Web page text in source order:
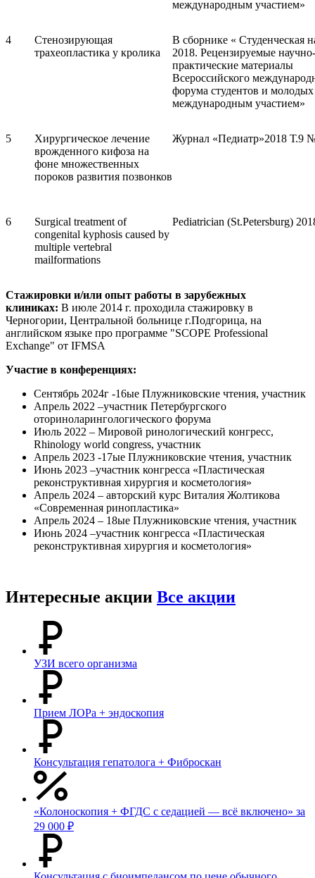
международным участием»
4
Стенозирующая
трахеопластика у кролика
В сборнике « Студенческая
2018. Рецензируемые научно-
практические материалы
Всероссийского
форума студентов и
международным участием»
5
Хирургическое лечение
врожденного кифоза на
фоне множественных
пороков развития позвонков
Журнал «Педиатр»2018 Т.9
6
Surgical treatment of
congenital kyphosis caused by
multiple vertebral
mailformations
Pediatrician (St.Petersburg)
Стажировки и/или опыт работы в зарубежных
клиниках: В июле 2014 г. проходила стажировку в
Черногории, Центральной больнице г.Подгорица, на
английском языке про программе "SCOPE Professional
Exchange" от IFMSA
Участие в конференциях:
Сентябрь 2024г -16ые Плужниковские чтения, участник
Апрель 2022 –участник Петербургского
оториноларингологического форума
Июль 2022 – Мировой ринологический конгресс,
Rhinology world congress, участник
Апрель 2023 -17ые Плужниковские чтения, участник
Июнь 2023 –участник конгресса «Пластическая
реконструктивная хирургия и косметология»
Апрель 2024 – авторский курс Виталия Жолтикова
«Современная ринопластика»
Апрель 2024 – 18ые Плужниковские чтения, участник
Июнь 2024 –участник конгресса «Пластическая
реконструктивная хирургия и косметология»
Интересные акции Все акции
УЗИ всего организма
Прием ЛОРа + эндоскопия
Консультация гепатолога + Фиброскан
«Колоноскопия + ФГДС с седацией — всё включено» за
29 000 ₽